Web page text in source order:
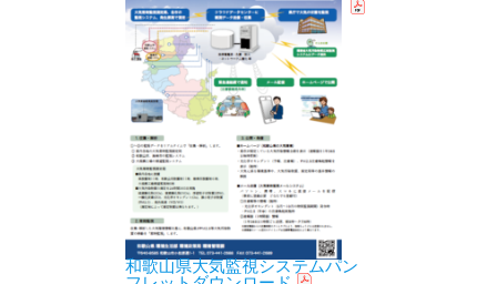
和歌山県大気監視システムパン